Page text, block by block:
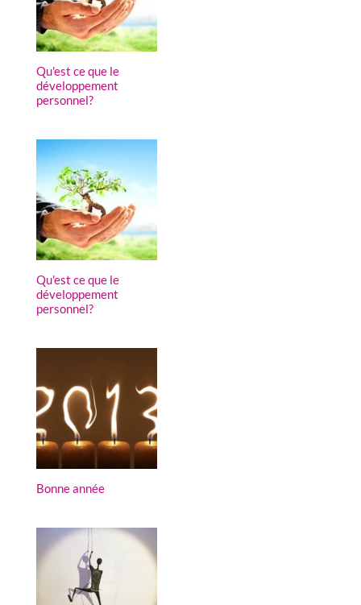
Qu'est ce que le
développement
personnel?
Qu'est ce que le
développement
personnel?
Bonne année